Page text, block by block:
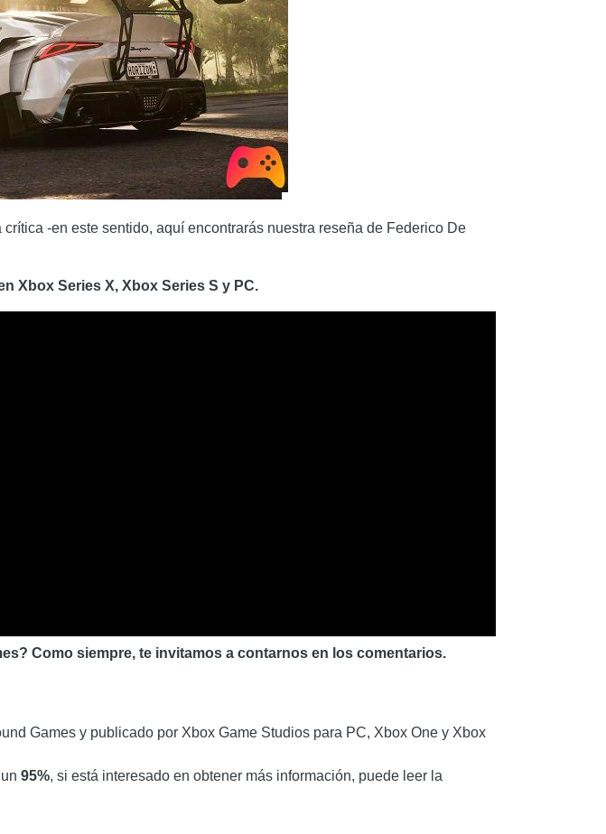
-en este sentido, aquí encontrarás nuestra reseña de Federico De
Xbox Series X, Xbox Series S y PC.
Como siempre, te invitamos a contarnos en los comentarios.
Games y publicado por Xbox Game Studios para PC, Xbox One y Xbox
95%, si está interesado en obtener más información, puede leer la